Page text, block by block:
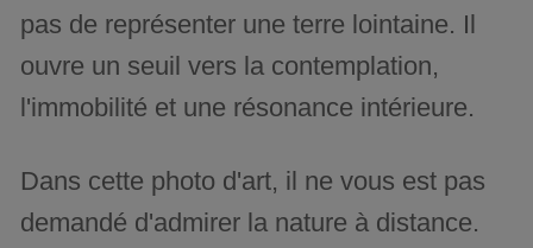
pas de représenter une terre lointaine. Il
ouvre un seuil vers la contemplation,
l'immobilité et une résonance intérieure.
Dans cette photo d'art, il ne vous est pas
demandé d'admirer la nature à distance.